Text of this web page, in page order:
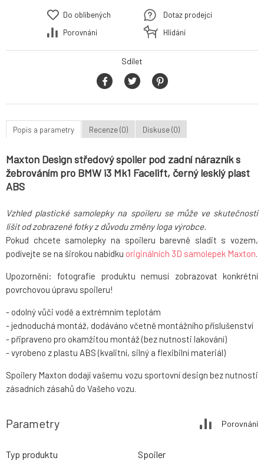
Do oblíbených
Porovnání
Dotaz prodejci
Hlídání
Sdílet
Popis a parametry Recenze (0) Diskuse (0)
Maxton Design středový spoiler pod zadní nárazník s
žebrováním pro BMW i3 Mk1 Facelift, černý lesklý plast
ABS
Vzhled plastické samolepky na spoileru se může ve skutečnosti
lišit od zobrazené fotky z důvodu změny loga výrobce.
Pokud chcete samolepky na spoileru barevně sladit s vozem,
podívejte se na širokou nabídku originálních 3D samolepek Maxton.
Upozornění: fotografie produktu nemusí zobrazovat konkrétní
povrchovou úpravu spoileru!
- odolný vůči vodě a extrémním teplotám
- jednoduchá montáž, dodáváno včetně montážního příslušenství
- připraveno pro okamžitou montáž (bez nutnosti lakování)
- vyrobeno z plastu ABS (kvalitní, silný a flexibilní materiál)
Spoilery Maxton dodají vašemu vozu sportovní design bez nutnosti
zásadních zásahů do Vašeho vozu.
Parametry Porovnání
Typ produktu
Spoiler